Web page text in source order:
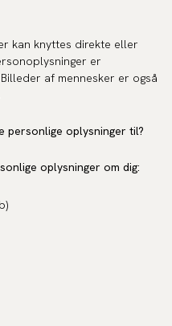
kan knyttes direkte eller
er
af mennesker er også
personlige oplysninger til?
oplysninger om dig: